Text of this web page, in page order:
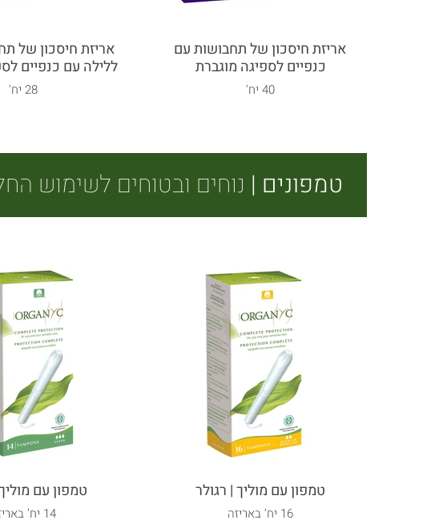
אריזת חיסכון של תחבושות עם
כנפיים לספיגה מוגברת
40 יח'
אריזת חיסכון של
ללילה עם כנפיים
28 יח'
טמפונים | נוחים ובטוחים לשימוש
טמפון עם מוליך | רגולר
16 יח’ באריזה
טמפון עם
14 יח’ באריזה